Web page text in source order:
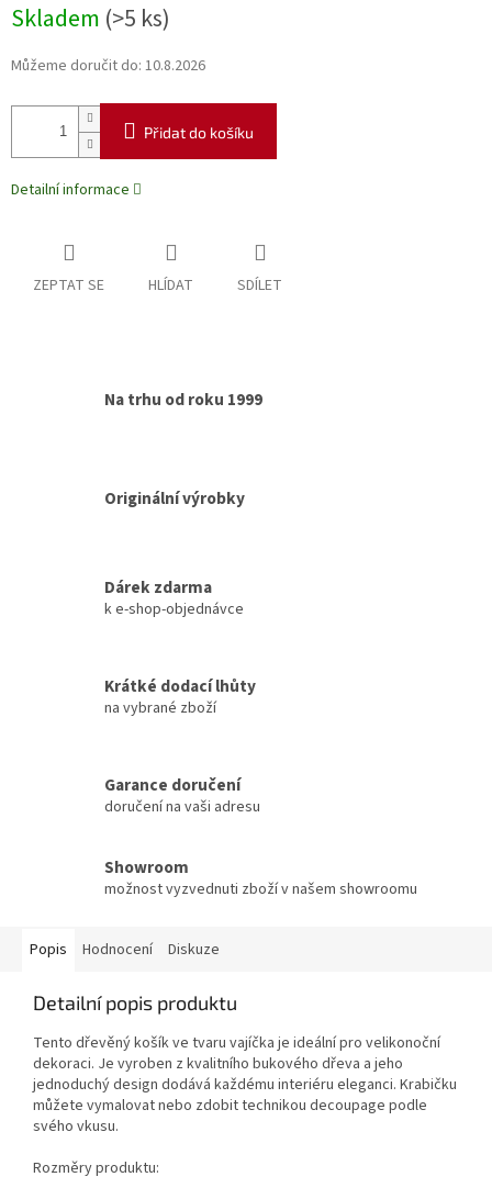
cena:
Skladem (>5 ks)
Můžeme doručit do: 10.8.2026
Přidat do košíku
Detailní informace
ZEPTAT SE HLÍDAT SDÍLET
Na trhu od roku 1999
Originální výrobky
Dárek zdarma
k e-shop-objednávce
Krátké dodací lhůty
na vybrané zboží
Garance doručení
doručení na vaši adresu
Showroom
možnost vyzvednuti zboží v našem showroomu
Popis Hodnocení Diskuze
Detailní popis produktu
Tento dřevěný košík ve tvaru vajíčka je ideální pro velikonoční
dekoraci. Je vyroben z kvalitního bukového dřeva a jeho
jednoduchý design dodává každému interiéru eleganci. Krabičku
můžete vymalovat nebo zdobit technikou decoupage podle
svého vkusu.
Rozměry produktu: